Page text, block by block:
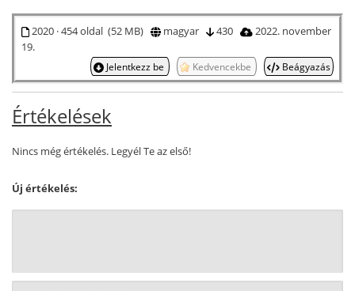
2020 · 454 oldal (52 MB) magyar 430
2022. november
19.
Jelentkezz be Kedvencekbe Beágyazás
Értékelések
Nincs még értékelés. Legyél Te az első!
Új értékelés: